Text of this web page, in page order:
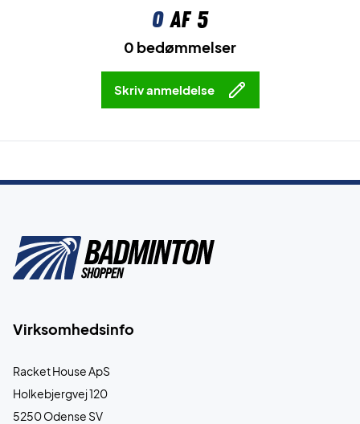
0af 5
0 bedømmelser
Skriv anmeldelse
Virksomhedsinfo
Racket House ApS
Holkebjergvej 120
5250 Odense SV